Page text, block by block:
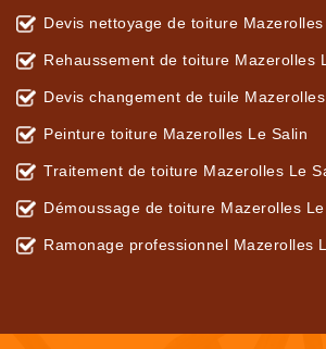
Devis nettoyage de toiture
Rehaussement de toiture Mazerolles
Devis changement de tuile
Peinture toiture Mazerolles Le Salin
Traitement de toiture Mazerolles Le
Démoussage de toiture Mazerolles
Ramonage professionnel Mazerolles